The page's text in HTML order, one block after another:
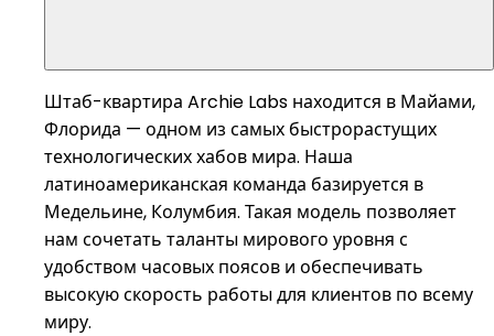
Штаб-квартира Archie Labs находится в Майами,
Флорида — одном из самых быстрорастущих
технологических хабов мира. Наша
латиноамериканская команда базируется в
Медельине, Колумбия. Такая модель позволяет
нам сочетать таланты мирового уровня с
удобством часовых поясов и обеспечивать
высокую скорость работы для клиентов по всему
миру.